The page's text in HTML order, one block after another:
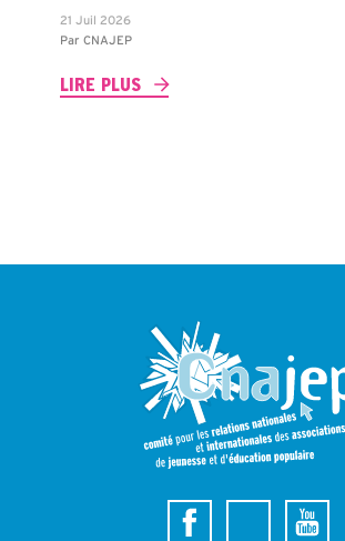
21 Juil 2026
Par CNAJEP
LIRE PLUS